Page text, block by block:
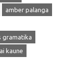
amber palanga
gramatika
kaune